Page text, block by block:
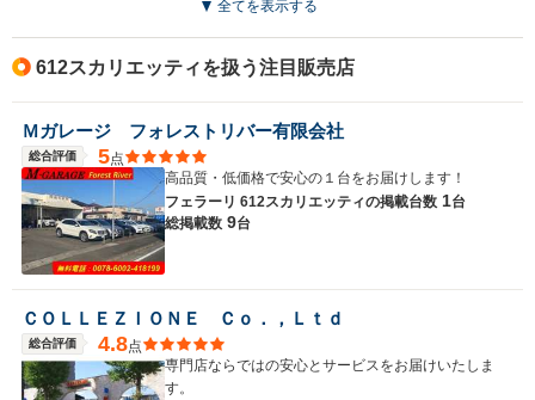
全てを表示する
612スカリエッティを扱う注目販売店
Ｍガレージ フォレストリバー有限会社
総合評価 5点
高品質・低価格で安心の１台をお届けします！
フェラーリ 612スカリエッティの掲載台数 1台
総掲載数 9台
ＣＯＬＬＥＺＩＯＮＥ Ｃｏ．，Ｌｔｄ
総合評価 4.8点
専門店ならではの安心とサービスをお届けいたしま
す。